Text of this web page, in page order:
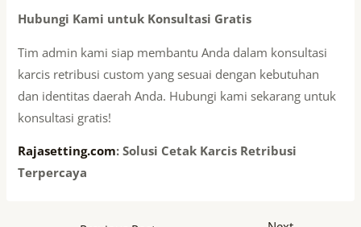
Hubungi Kami untuk Konsultasi Gratis
Tim admin kami siap membantu Anda dalam konsultasi
karcis retribusi custom yang sesuai dengan kebutuhan
dan identitas daerah Anda. Hubungi kami sekarang untuk
konsultasi gratis!
Rajasetting.com: Solusi Cetak Karcis Retribusi
Terpercaya